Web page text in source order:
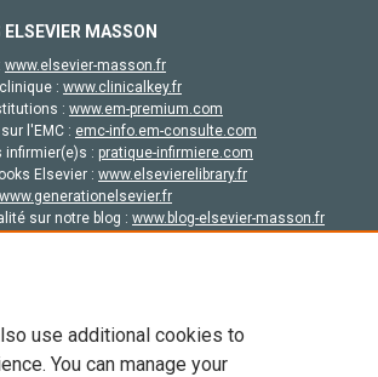
MASSON
www.elsevier-masson.fr
: www.clinicalkey.fr
: www.em-premium.com
l'EMC : emc-info.em-consulte.com
infirmier(e)s : pratique-infirmiere.com
Elsevier : www.elsevierelibrary.fr
www.generationelsevier.fr
sur notre blog : www.blog-elsevier-masson.fr
use additional cookies to
You can manage your